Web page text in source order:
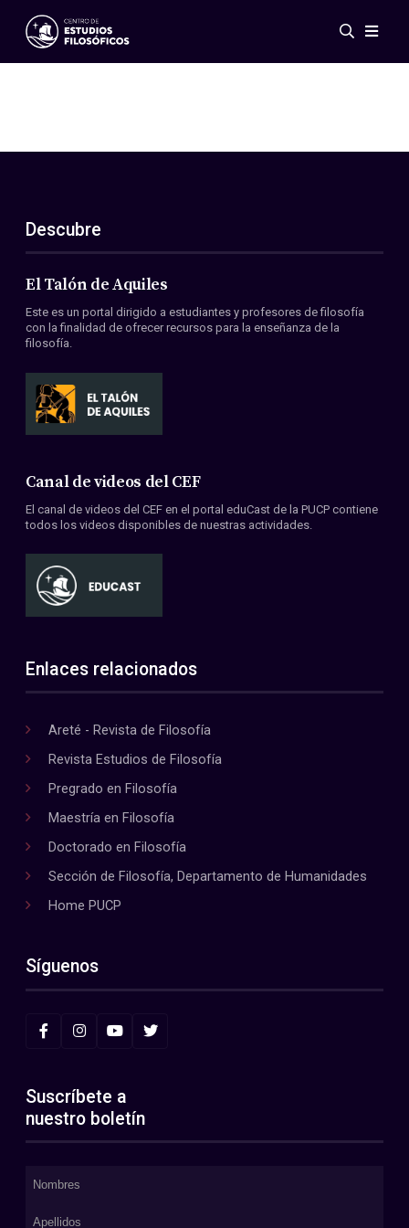
Eventos
ES
EN
Acerca de nosotros
Miembros
Convenios
Descubre
El Talón de Aquiles
Este es un portal dirigido a estudiantes y profesores de filosofía
con la finalidad de ofrecer recursos para la enseñanza de la
filosofía.
Canal de videos del CEF
El canal de videos del CEF en el portal eduCast de la PUCP contiene
todos los videos disponibles de nuestras actividades.
Enlaces relacionados
Areté - Revista de Filosofía
Revista Estudios de Filosofía
Pregrado en Filosofía
Maestría en Filosofía
Doctorado en Filosofía
Sección de Filosofía, Departamento de Humanidades
Home PUCP
Síguenos
Suscríbete a
nuestro boletín